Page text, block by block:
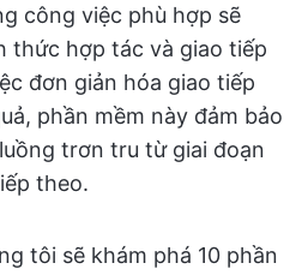
công việc phù hợp sẽ
thức hợp tác và giao tiếp
đơn giản hóa giao tiếp
phần mềm này đảm bảo
trơn tru từ giai đoạn
theo.
tôi sẽ khám phá 10 phần